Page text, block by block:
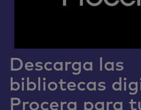
Descarga las
bibliotecas
Procera para